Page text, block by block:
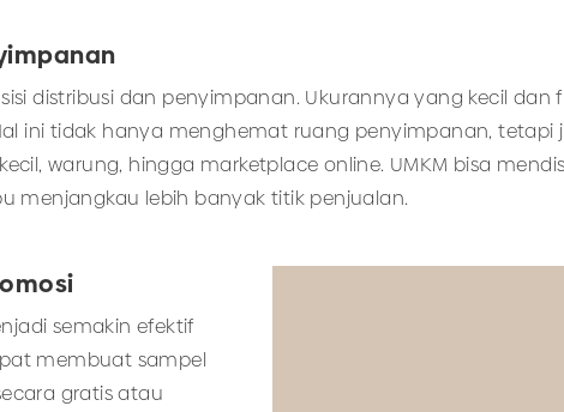
distribusi dan penyimpanan. Ukurannya yang kecil
ini tidak hanya menghemat ruang penyimpanan, tetapi
warung, hingga marketplace online. UMKM bisa
menjangkau lebih banyak titik penjualan.
semakin efektif
membuat sampel
gratis atau